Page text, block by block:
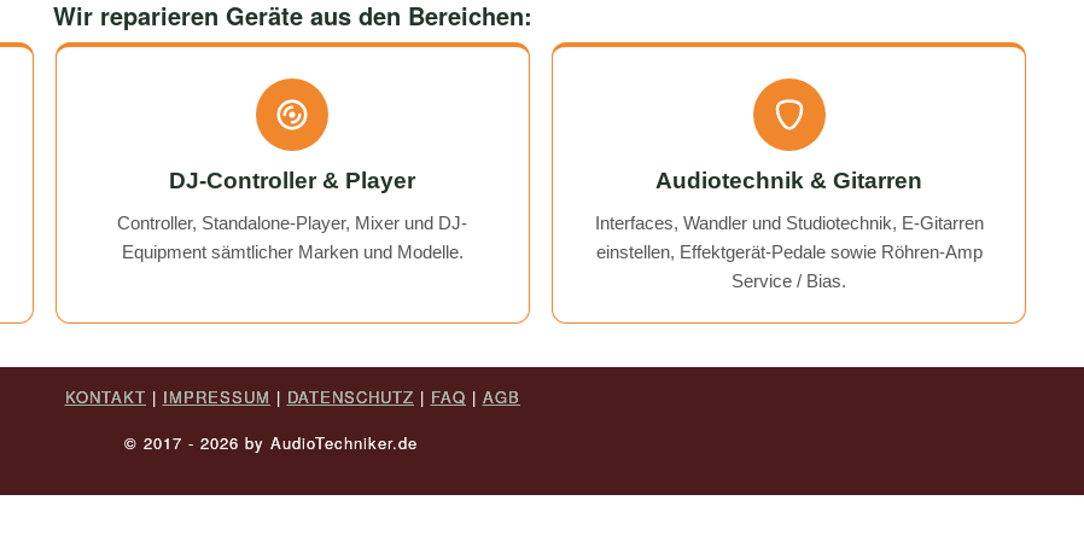
would use them again anytime!
Wir reparieren Geräte aus den Bereichen:
DJ-Controller & Player
Controller, Standalone-Player, Mixer und DJ-
Equipment sämtlicher Marken und Modelle.
Audiotechnik & Gitarren
Interfaces, Wandler und Studiotechnik, E-Gitarren
einstellen, Effektgerät-Pedale sowie Röhren-Amp
Service / Bias.
KONTAKT | IMPRESSUM | DATENSCHUTZ | FAQ | AGB
© 2017 - 2026 by AudioTechniker.de